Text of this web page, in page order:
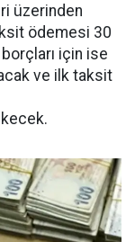
üzerinden
ödemesi 30
için ise
ve ilk taksit